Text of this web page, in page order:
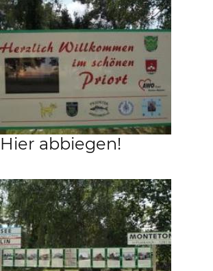
Hier abbiegen!